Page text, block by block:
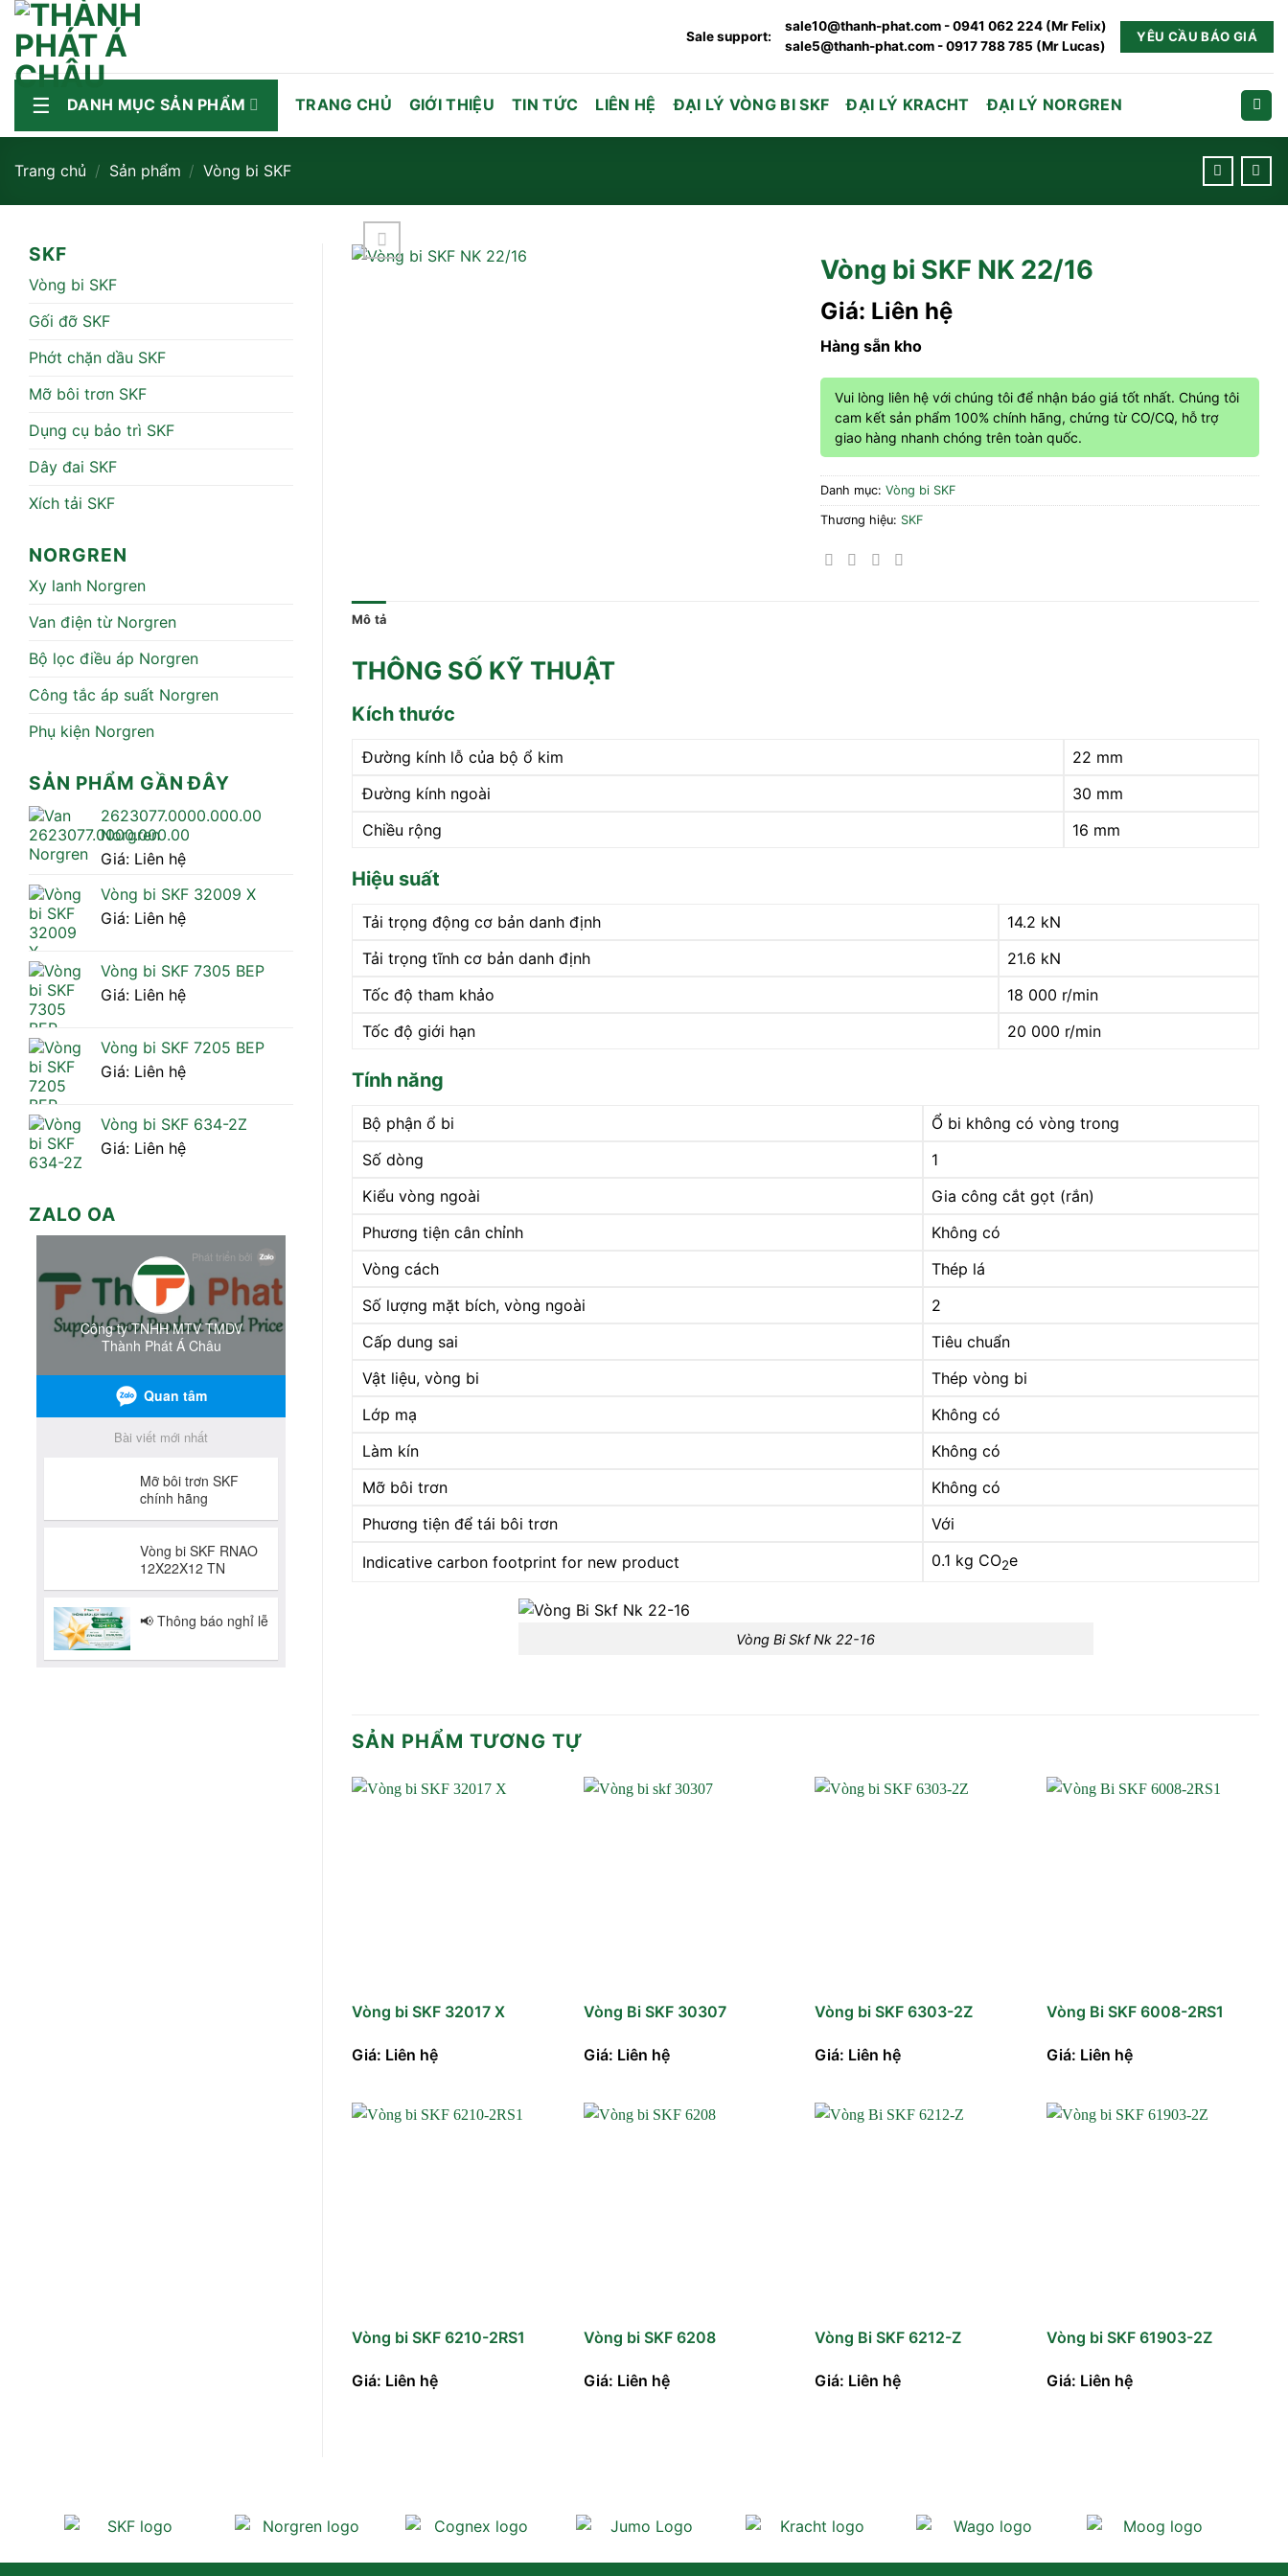
Bỏ
qua
nội
dung
Sale support:
sale10@thanh-phat.com - 0941 062 224 (Mr Felix)
sale5@thanh-phat.com - 0917 788 785 (Mr Lucas)
YÊU CẦU BÁO GIÁ
DANH MỤC SẢN PHẨM TRANG CHỦ GIỚI THIỆU TIN TỨC LIÊN HỆ ĐẠI LÝ VÒNG BI SKF ĐẠI LÝ KRACHT ĐẠI LÝ NORGREN
Trang chủ / Sản phẩm / Vòng bi SKF
SKF
Vòng bi SKF
Gối đỡ SKF
Phớt chặn dầu SKF
Mỡ bôi trơn SKF
Dụng cụ bảo trì SKF
Dây đai SKF
Xích tải SKF
NORGREN
Xy lanh Norgren
Van điện từ Norgren
Bộ lọc điều áp Norgren
Công tắc áp suất Norgren
Phụ kiện Norgren
SẢN PHẨM GẦN ĐÂY
2623077.0000.000.00
Norgren
Giá: Liên hệ
Vòng bi SKF 32009 X
Giá: Liên hệ
Vòng bi SKF 7305 BEP
Giá: Liên hệ
Vòng bi SKF 7205 BEP
Giá: Liên hệ
Vòng bi SKF 634-2Z
Giá: Liên hệ
ZALO OA
Vòng bi SKF NK 22/16
Giá: Liên hệ
Hàng sẵn kho
Vui lòng liên hệ với chúng tôi để nhận báo giá tốt nhất. Chúng tôi
cam kết sản phẩm 100% chính hãng, chứng từ CO/CQ, hỗ trợ
giao hàng nhanh chóng trên toàn quốc.
Danh mục: Vòng bi SKF
Thương hiệu: SKF
Mô tả
THÔNG SỐ KỸ THUẬT
Kích thước
Đường kính lỗ của bộ ổ kim
22 mm
Đường kính ngoài
30 mm
Chiều rộng
16 mm
Hiệu suất
Tải trọng động cơ bản danh định
14.2 kN
Tải trọng tĩnh cơ bản danh định
21.6 kN
Tốc độ tham khảo
18 000 r/min
Tốc độ giới hạn
20 000 r/min
Tính năng
Bộ phận ổ bi
Ổ bi không có vòng trong
Số dòng
1
Kiểu vòng ngoài
Gia công cắt gọt (rắn)
Phương tiện cân chỉnh
Không có
Vòng cách
Thép lá
Số lượng mặt bích, vòng ngoài
2
Cấp dung sai
Tiêu chuẩn
Vật liệu, vòng bi
Thép vòng bi
Lớp mạ
Không có
Làm kín
Không có
Mỡ bôi trơn
Không có
Phương tiện để tái bôi trơn
Với
Indicative carbon footprint for new product
0.1 kg CO2e
Vòng Bi Skf Nk 22-16
SẢN PHẨM TƯƠNG TỰ
Vòng bi SKF 32017 X
Giá: Liên hệ
Vòng Bi SKF 30307
Giá: Liên hệ
Vòng bi SKF 6303-2Z
Giá: Liên hệ
Vòng Bi SKF 6008-2RS1
Giá: Liên hệ
Vòng bi SKF 6210-2RS1
Giá: Liên hệ
Vòng bi SKF 6208
Giá: Liên hệ
Vòng Bi SKF 6212-Z
Giá: Liên hệ
Vòng bi SKF 61903-2Z
Giá: Liên hệ